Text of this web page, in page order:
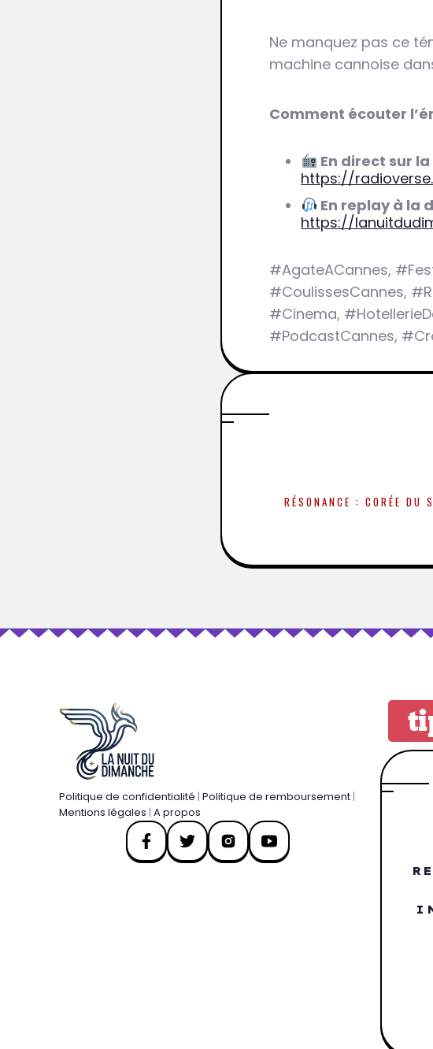
Ne manquez pas ce
machine cannoise
Comment écouter
En direct sur
https://
En replay à la
https://
#AgateACannes,
#CoulissesCannes,
#Cinema,
#PodcastCannes,
RÉSONANCE : CORÉE DU
Politique de confidentialité | Politique de remboursement|
Mentions légales | A propos